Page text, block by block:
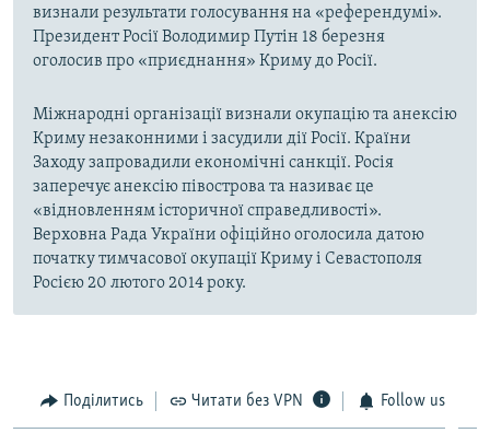
визнали результати голосування на «референдумі».
Президент Росії Володимир Путін 18 березня
оголосив про «приєднання» Криму до Росії.
Міжнародні організації визнали окупацію та анексію
Криму незаконними і засудили дії Росії. Країни
Заходу запровадили економічні санкції. Росія
заперечує анексію півострова та називає це
«відновленням історичної справедливості».
Верховна Рада України офіційно оголосила датою
початку тимчасової окупації Криму і Севастополя
Росією 20 лютого 2014 року.
Поділитись Читати без VPN Follow us